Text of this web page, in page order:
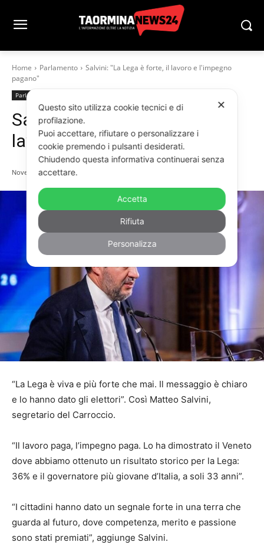
Home Parlamento
Salvini: "La Lega è forte, il lavoro e l'impegno
pagano"
Parlamento
Salvini: “La Lega è forte, il
lavoro e l’impegno pagano”
Novembre 28, 2025
“La Lega è viva e più forte che mai. Il messaggio è chiaro
e lo hanno dato gli elettori”. Così Matteo Salvini,
segretario del Carroccio.
“Il lavoro paga, l’impegno paga. Lo ha dimostrato il Veneto
dove abbiamo ottenuto un risultato storico per la Lega:
36% e il governatore più giovane d’Italia, a soli 33 anni”.
“I cittadini hanno dato un segnale forte in una terra che
guarda al futuro, dove competenza, merito e passione
sono stati premiati”, aggiunge Salvini.
✕
Questo sito utilizza cookie tecnici e di
profilazione.
Puoi accettare, rifiutare o personalizzare i
cookie premendo i pulsanti desiderati.
Chiudendo questa informativa continuerai senza
accettare.
Accetta
Rifiuta
Personalizza